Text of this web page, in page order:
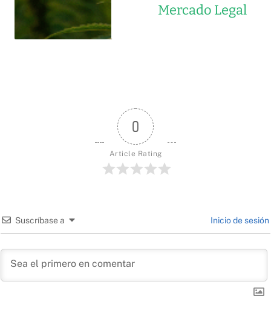
Mercado Legal
0
Article Rating
Suscríbase a Inicio de sesión